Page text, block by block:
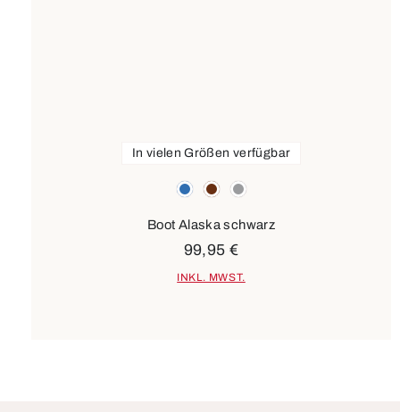
blau braungrau
In vielen Größen verfügbar
Boot Alaska schwarz
99,95 €
INKL. MWST.